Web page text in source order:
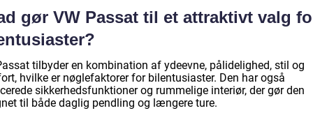
gør VW Passat til et attraktivt valg
tilbyder en kombination af ydeevne, pålidelighed, stil og
hvilke er nøglefaktorer for bilentusiaster. Den har også
sikkerhedsfunktioner og rummelige interiør, der gør den
til både daglig pendling og længere ture.